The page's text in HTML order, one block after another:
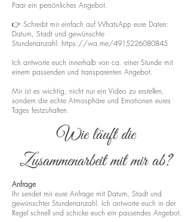
Paar ein persönliches Angebot.
👉 Schreibt mir einfach auf WhatsApp eure Daten:
Datum, Stadt und gewünschte
Stundenanzahl: https://wa.me/4915226080845
Ich antworte euch innerhalb von ca. einer Stunde mit
einem passenden und transparenten Angebot.
Mir ist es wichtig, nicht nur ein Video zu erstellen,
sondern die echte Atmosphäre und Emotionen eures
Tages festzuhalten.
Wie läuft die
Zusammenarbeit mit mir ab?
Anfrage
Ihr sendet mir eure Anfrage mit Datum, Stadt und
gewünschter Stundenanzahl. Ich antworte euch in der
Regel schnell und schicke euch ein passendes Angebot.